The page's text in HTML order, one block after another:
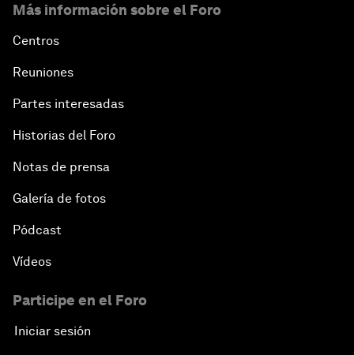
Más información sobre el Foro
Centros
Reuniones
Partes interesadas
Historias del Foro
Notas de prensa
Galería de fotos
Pódcast
Vídeos
Participe en el Foro
Iniciar sesión